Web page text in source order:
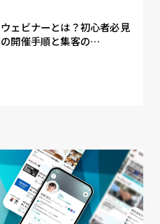
ウェビナーとは？初心者必見
の開催手順と集客の…